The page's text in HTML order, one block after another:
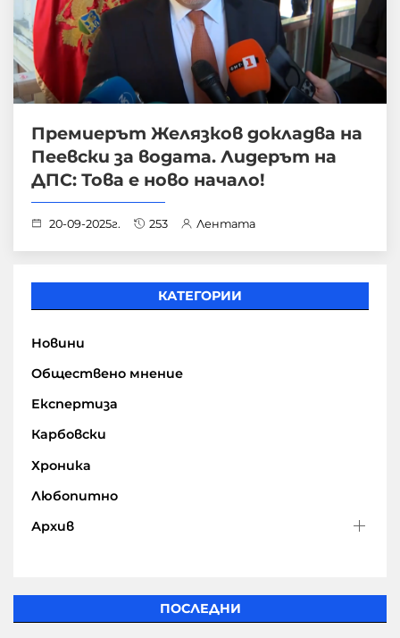
Премиерът Желязков докладва на
Пеевски за водата. Лидерът на
ДПС: Това е ново начало!
20-09-2025г. 253 Лентата
КАТЕГОРИИ
Новини
Обществено мнение
Експертиза
Карбовски
Хроника
Любопитно
Архив
ПОСЛЕДНИ